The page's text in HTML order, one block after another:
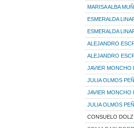
MARISA ALBA
ESMERALDA
ESMERALDA
ALEJANDRO
ALEJANDRO
JAVIER MONCHO
JULIA OLMOS
JAVIER MONCHO
JULIA OLMOS
CONSUELO